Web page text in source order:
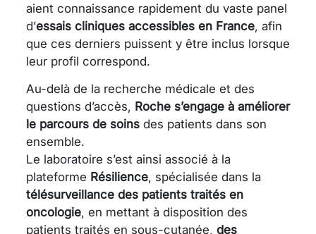
aient connaissance rapidement du vaste panel
d’essais cliniques accessibles en France, afin
que ces derniers puissent y être inclus lorsque
leur profil correspond.
Au-delà de la recherche médicale et des
questions d’accès, Roche s’engage à améliorer
le parcours de soins des patients dans son
ensemble.
Le laboratoire s’est ainsi associé à la
plateforme Résilience, spécialisée dans la
télésurveillance des patients traités en
oncologie, en mettant à disposition des
patients traités en sous-cutanée, des